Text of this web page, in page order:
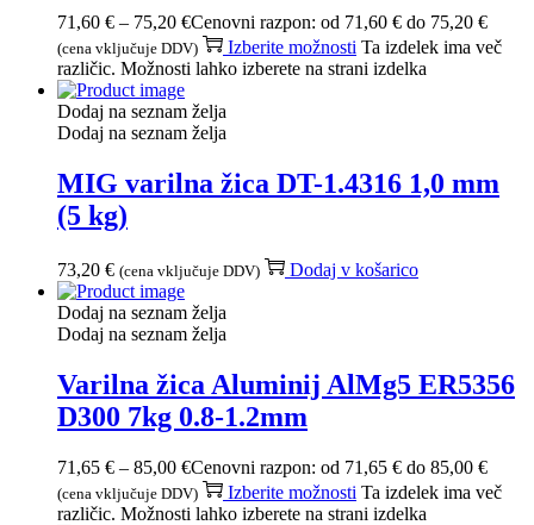
71,60 € – 75,20 €Cenovni razpon: od 71,60 € do 75,20 €
(cena vključuje DDV) Izberite možnosti Ta izdelek ima več
različic. Možnosti lahko izberete na strani izdelka
Dodaj na seznam želja
Dodaj na seznam želja
MIG varilna žica DT-1.4316 1,0 mm
(5 kg)
73,20 € (cena vključuje DDV) Dodaj v košarico
Dodaj na seznam želja
Dodaj na seznam želja
Varilna žica Aluminij AlMg5 ER5356
D300 7kg 0.8-1.2mm
71,65 € – 85,00 €Cenovni razpon: od 71,65 € do 85,00 €
(cena vključuje DDV) Izberite možnosti Ta izdelek ima več
različic. Možnosti lahko izberete na strani izdelka